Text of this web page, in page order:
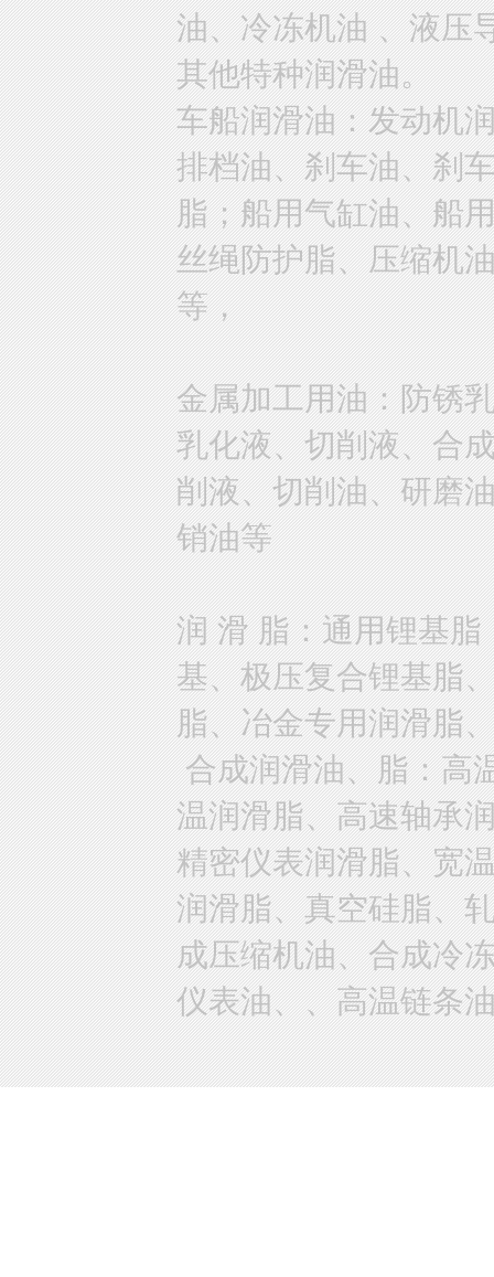
油、冷冻机油 、液压
其他特种润滑油。
车船润滑油：发动机
排档油、刹车油、刹
脂；船用气缸油、船
丝绳防护脂、压缩机
等，
金属加工用油：防锈
乳化液、切削液、合
削液、切削油、研磨
销油等
润 滑 脂：通用锂基
基、极压复合锂基脂
脂、冶金专用润滑脂
合成润滑油、脂：高
温润滑脂、高速轴承
精密仪表润滑脂、宽
润滑脂、真空硅脂、
成压缩机油、合成冷
仪表油、、高温链条